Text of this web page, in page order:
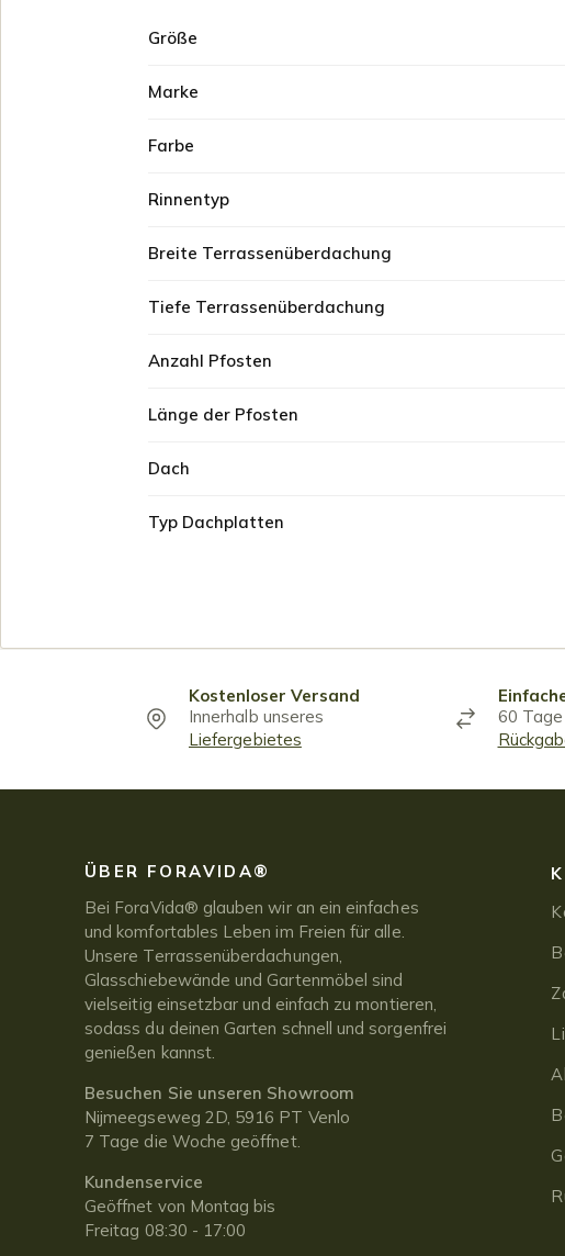
Größe
Marke
Farbe
Rinnentyp
Breite Terrassenüberdachung
Tiefe Terrassenüberdachung
Anzahl Pfosten
Länge der Pfosten
Dach
Typ Dachplatten
Kostenloser Versand
Innerhalb unseres
Liefergebietes
60
ÜBER FORAVIDA®
Bei ForaVida® glauben wir an ein einfaches
und komfortables Leben im Freien für alle.
Unsere Terrassenüberdachungen,
Glasschiebewände und Gartenmöbel sind
vielseitig einsetzbar und einfach zu montieren,
sodass du deinen Garten schnell und sorgenfrei
genießen kannst.
Besuchen Sie unseren Showroom
Nijmeegseweg 2D, 5916 PT Venlo
7 Tage die Woche geöffnet.
Kundenservice
Geöffnet von Montag bis
Freitag 08:30 - 17:00